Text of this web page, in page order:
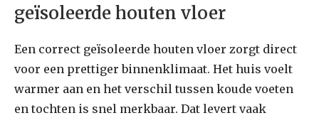
geïsoleerde houten vloer
Een correct geïsoleerde houten vloer zorgt direct
voor een prettiger binnenklimaat. Het huis voelt
warmer aan en het verschil tussen koude voeten
en tochten is snel merkbaar. Dat levert vaak